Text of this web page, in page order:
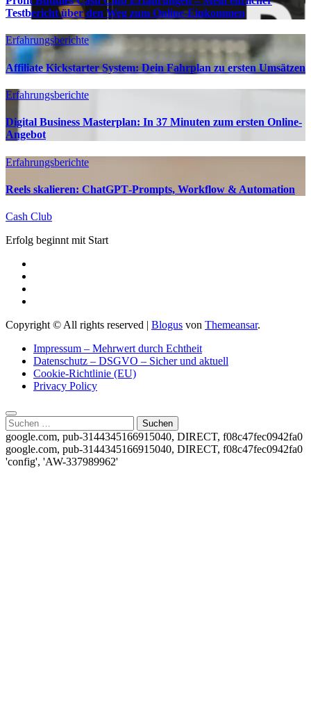
Testbericht über den Weg zum Online-Einkommen
Erfahrungsberichte
Affiliate Kickstarter System: Dein Fahrplan zu ersten Umsätzen
Erfahrungsberichte
Digital Business Masterplan: In 37 Minuten zum ersten Online-
Angebot
Erfahrungsberichte
Reels skalieren: ChatGPT‑Prompts, Workflow & Automation
Cash Club
Erfolg beginnt mit Start
Copyright © All rights reserved | Blogus von Themeansar.
Impressum – Mehrwert durch Echtheit
Datenschutz – DSGVO – Sicher und aktuell
Cookie-Richtlinie (EU)
Privacy Policy
Suchen
nach:
google.com, pub-3144345166915040, DIRECT, f08c47fec0942fa0
google.com, pub-3144345166915040, DIRECT, f08c47fec0942fa0
'config', 'AW-337989962'